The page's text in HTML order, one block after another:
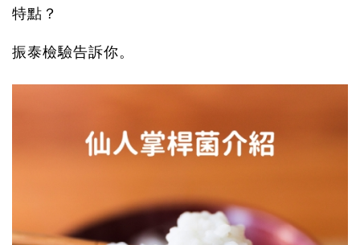
特點？
振泰檢驗告訴你。